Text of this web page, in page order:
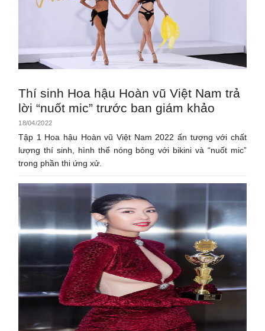
Thí sinh Hoa hậu Hoàn vũ Việt Nam trả
lời “nuốt mic” trước ban giám khảo
18/04/2022
Tập 1 Hoa hậu Hoàn vũ Việt Nam 2022 ấn tượng với chất
lượng thí sinh, hình thể nóng bỏng với bikini và “nuốt mic”
trong phần thi ứng xử.